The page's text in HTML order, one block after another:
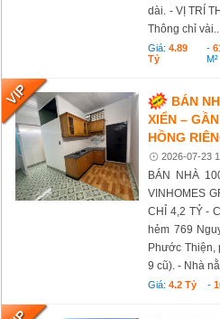
dài. - VỊ TRÍ
Thông chỉ
Giá:4.89
Tỷ
-
M²
BÁN
XIỂN –
HỒNG
2026-07-23
BÁN NHÀ
VINHOMES
CHỈ 4,2 TỶ -
hẻm 769
Phước Thiện,
9 cũ). - Nhà
Giá:4.2 Tỷ -